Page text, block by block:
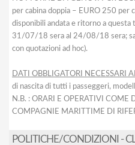
per cabina doppia – EURO 250 per
disponibili andata e ritorno a questa
31/07/18 sera al 24/08/18 sera;
con quotazioni ad hoc).
DATI OBBLIGATORI NECESSARI
di nascita di tutti i passeggeri,
N.B. : ORARI E OPERATIVI COME
COMPAGNIE MARITTIME DI
POLITICHE/CONDIZIONI -